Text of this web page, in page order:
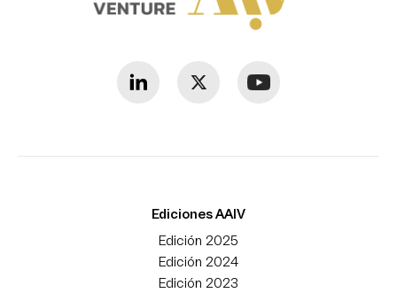
Ediciones AAIV
Edición 2025
Edición 2024
Edición 2023